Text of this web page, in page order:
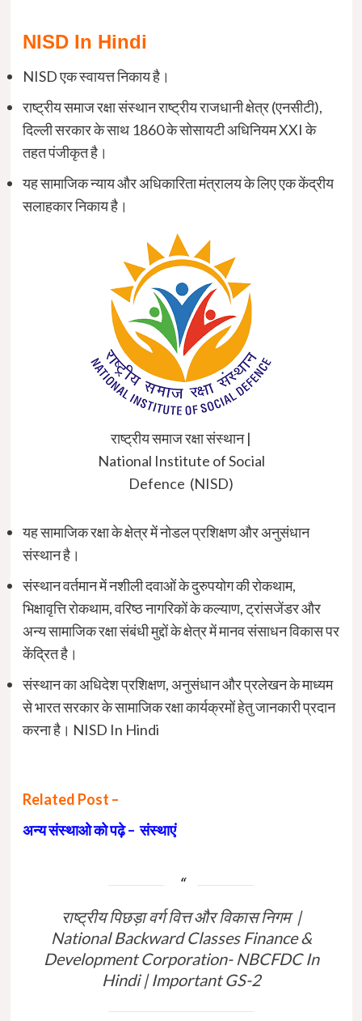
NISD In Hindi
NISD एक स्वायत्त निकाय है।
राष्ट्रीय समाज रक्षा संस्थान राष्ट्रीय राजधानी क्षेत्र (एनसीटी),
दिल्ली सरकार के साथ 1860 के सोसायटी अधिनियम XXI के
तहत पंजीकृत है।
यह सामाजिक न्याय और अधिकारिता मंत्रालय के लिए एक केंद्रीय
सलाहकार निकाय है।
राष्ट्रीय समाज रक्षा संस्थान |
National Institute of Social
Defence (NISD)
यह सामाजिक रक्षा के क्षेत्र में नोडल प्रशिक्षण और अनुसंधान
संस्थान है।
संस्थान वर्तमान में नशीली दवाओं के दुरुपयोग की रोकथाम,
भिक्षावृत्ति रोकथाम, वरिष्ठ नागरिकों के कल्याण, ट्रांसजेंडर और
अन्य सामाजिक रक्षा संबंधी मुद्दों के क्षेत्र में मानव संसाधन विकास पर
केंद्रित है।
संस्थान का अधिदेश प्रशिक्षण, अनुसंधान और प्रलेखन के माध्यम
से भारत सरकार के सामाजिक रक्षा कार्यक्रमों हेतु जानकारी प्रदान
करना है। NISD In Hindi
Related Post –
अन्य संस्थाओ को पढ़े – संस्थाएं
राष्ट्रीय पिछड़ा वर्ग वित्त और विकास निगम |
National Backward Classes Finance &
Development Corporation- NBCFDC In
Hindi | Important GS-2